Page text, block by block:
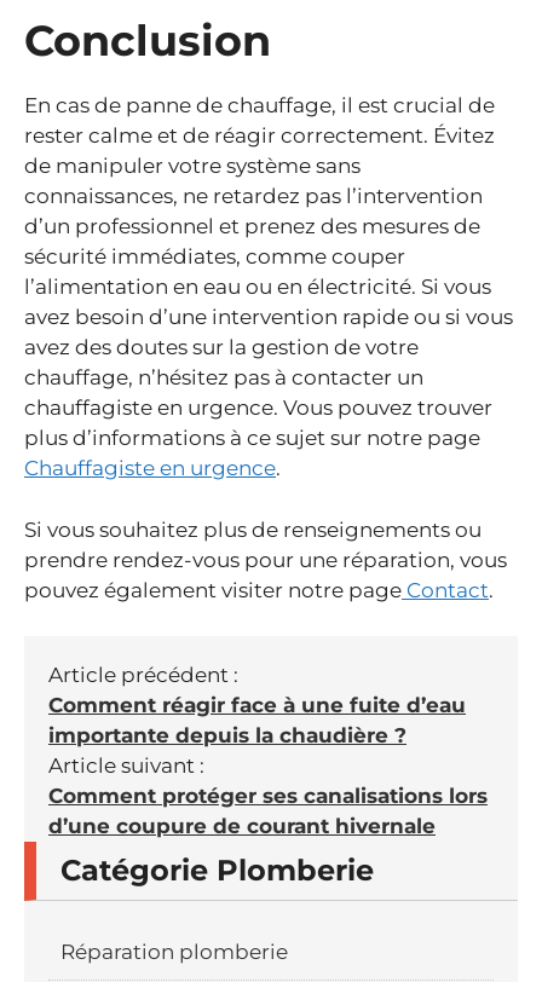
Conclusion
En cas de panne de chauffage, il est crucial de
rester calme et de réagir correctement. Évitez
de manipuler votre système sans
connaissances, ne retardez pas l’intervention
d’un professionnel et prenez des mesures de
sécurité immédiates, comme couper
l’alimentation en eau ou en électricité. Si vous
avez besoin d’une intervention rapide ou si vous
avez des doutes sur la gestion de votre
chauffage, n’hésitez pas à contacter un
chauffagiste en urgence. Vous pouvez trouver
plus d’informations à ce sujet sur notre page
Chauffagiste en urgence.
Si vous souhaitez plus de renseignements ou
prendre rendez-vous pour une réparation, vous
pouvez également visiter notre page Contact.
Article précédent :
Comment réagir face à une fuite d’eau
importante depuis la chaudière ?
Article suivant :
Comment protéger ses canalisations lors
d’une coupure de courant hivernale
Catégorie Plomberie
Réparation plomberie